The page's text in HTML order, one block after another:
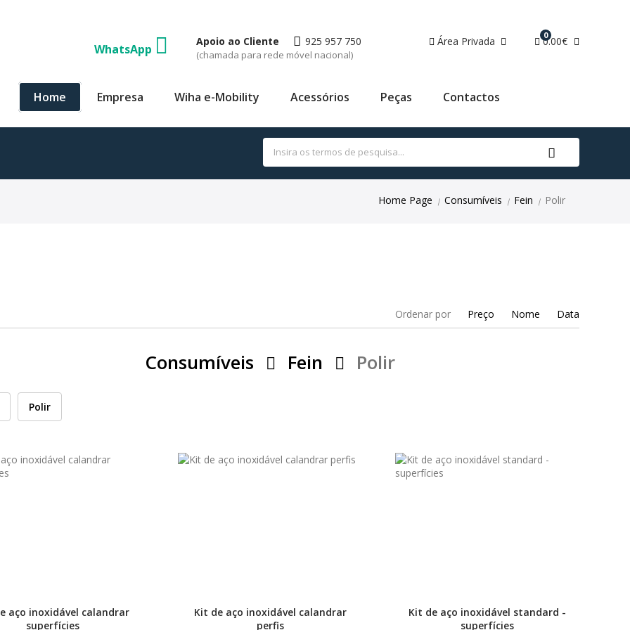
WhatsApp
Apoio ao Cliente 925 957 750
(chamada para rede móvel nacional)
Área Privada 0
0.00€
Home Empresa Wiha e-Mobility Acessórios Peças Contactos
Home Page | Consumíveis | Fein | Polir
Ordenar por Preço Nome Data
Consumíveis Fein Polir
Polir
aço inoxidável calandrar
superfícies
Kit de aço inoxidável calandrar
perfis
Kit de aço inoxidável standard -
superfícies